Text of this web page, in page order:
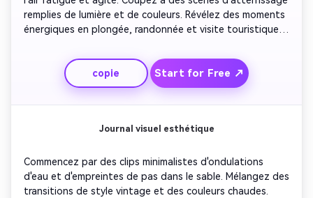
remplies de lumière et de couleurs. Révélez des moments
énergiques en plongée, randonnée et visite touristique.
Terminez avec le voyageur détendu et souriant,
représentant le pouvoir rajeunissant du voyage. Parfait
pour les marques de voyage qui montrent la
copie Start for Free ↗
Journal visuel esthétique
Commencez par des clips minimalistes d'ondulations
d'eau et d'empreintes de pas dans le sable. Mélangez des
transitions de style vintage et des couleurs chaudes.